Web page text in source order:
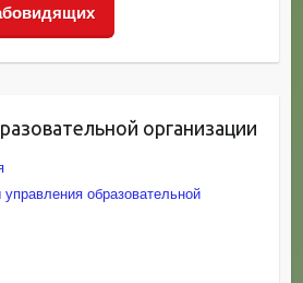
организации
образовательной